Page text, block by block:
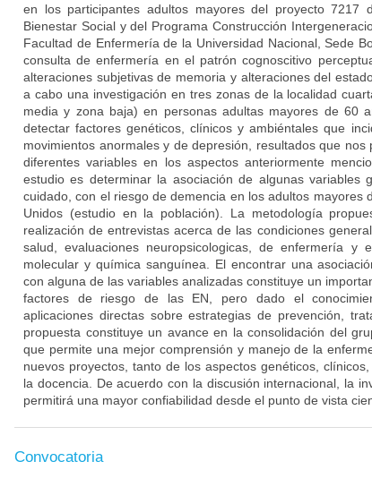
en los participantes adultos mayores del proyecto 7217
Bienestar Social y del Programa Construcción
Facultad de Enfermería de la Universidad Nacional, Sede
consulta de enfermería en el patrón cognoscitivo
alteraciones subjetivas de memoria y alteraciones del
a cabo una investigación en tres zonas de la localidad
media y zona baja) en personas adultas mayores de 60
detectar factores genéticos, clínicos y ambiéntales que
movimientos anormales y de depresión, resultados que
diferentes variables en los aspectos anteriormente
estudio es determinar la asociación de algunas variables
cuidado, con el riesgo de demencia en los adultos mayores
Unidos (estudio en la población). La metodología
realización de entrevistas acerca de las condiciones
salud, evaluaciones neuropsicologicas, de enfermería y
molecular y química sanguínea. El encontrar una
con alguna de las variables analizadas constituye un
factores de riesgo de las EN, pero dado el
aplicaciones directas sobre estrategias de prevención,
propuesta constituye un avance en la consolidación del
que permite una mejor comprensión y manejo de la
nuevos proyectos, tanto de los aspectos genéticos,
la docencia. De acuerdo con la discusión internacional, la
permitirá una mayor confiabilidad desde el punto de vista
Convocatoria